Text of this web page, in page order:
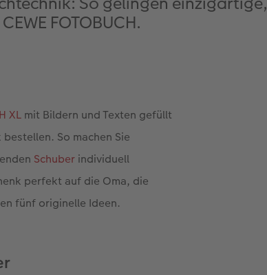
FOTOBUCH.
XLmit Bildern und Texten gefüllt
So machen Sie
Schuber individuell
perfekt auf die Oma, die
fünf originelle Ideen.